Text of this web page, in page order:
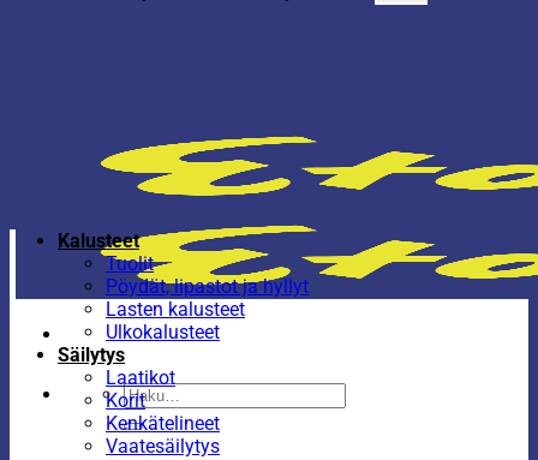
Etsi:
Kalusteet
Tuolit
Pöydät, lipastot ja hyllyt
Lasten kalusteet
Ulkokalusteet
Säilytys
Laatikot
Korit
Kenkätelineet
Vaatesäilytys